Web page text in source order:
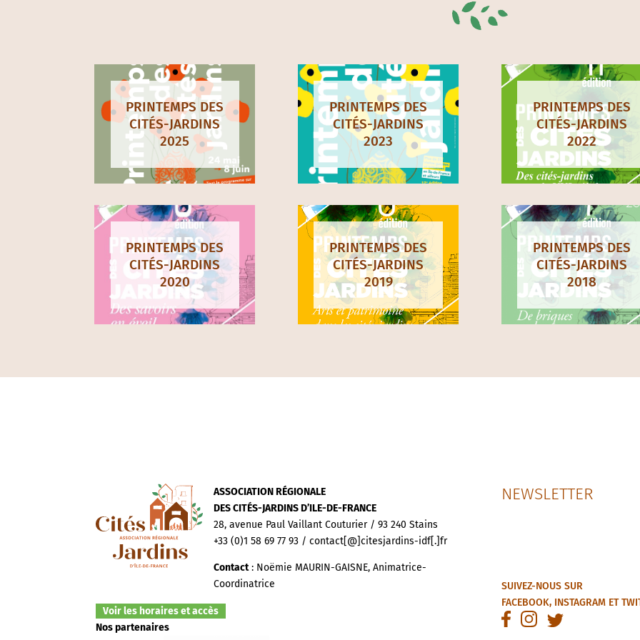
PRINTEMPS DES
CITÉS-JARDINS
2025
PRINTEMPS DES
CITÉS-JARDINS
2020
PRINTEMPS DES
CITÉS-JARDINS
2023
PRINTEMPS DES
CITÉS-JARDINS
2019
PRINTEMPS DES
CITÉS-JARDINS
2022
PRINTEMPS DES
CITÉS-JARDINS
2018
ASSOCIATION RÉGIONALE
DES CITÉS-JARDINS D’ILE-DE-FRANCE
28, avenue Paul Vaillant Couturier / 93 240 Stains
+33 (0)1 58 69 77 93 / contact[@]citesjardins-idf[.]fr
Contact: Noëmie MAURIN-GAISNE, Animatrice-
Coordinatrice
Voir les horaires et accès
Nos partenaires
NEWSLETTER
SUIVEZ-NOUS SUR
FACEBOOK, INSTAGRAMET